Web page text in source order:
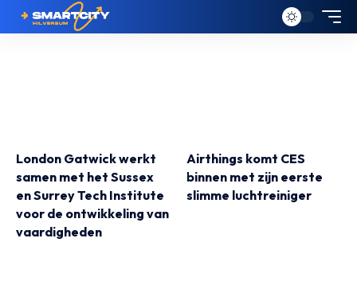
London Gatwick werkt
samen met het Sussex
en Surrey Tech Institute
voor de ontwikkeling van
vaardigheden
Airthings komt CES
binnen met zijn eerste
slimme luchtreiniger